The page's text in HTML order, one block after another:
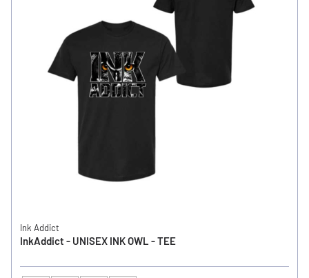
Ink Addict
InkAddict - UNISEX INK OWL - TEE